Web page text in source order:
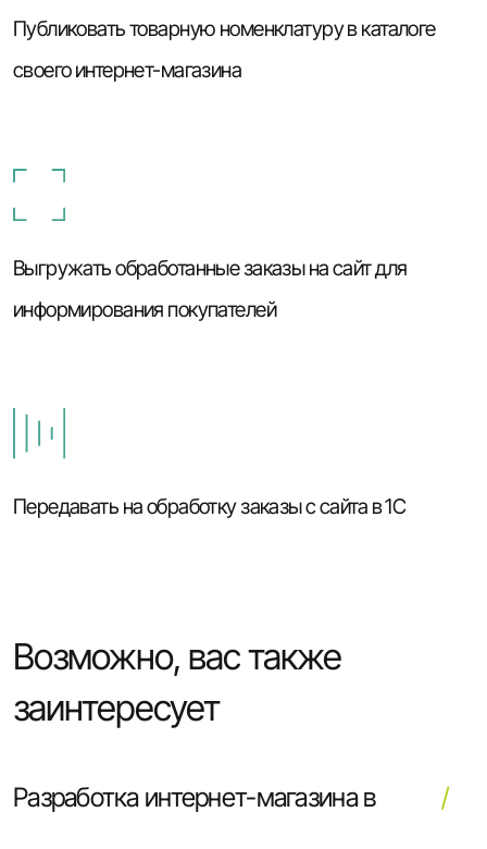
Публиковать товарную номенклатуру в каталоге
своего интернет-магазина
Выгружать обработанные заказы на сайт для
информирования покупателей
Передавать на обработку заказы с сайта в 1С
Возможно, вас также
заинтересует
Разработка интернет-магазина в